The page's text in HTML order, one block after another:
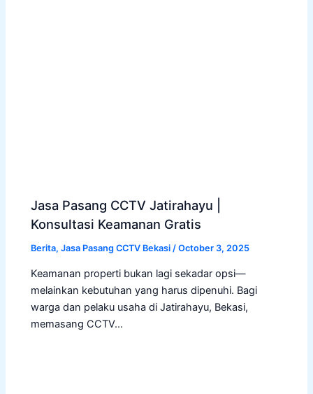
Jasa Pasang CCTV Jatirahayu |
Konsultasi Keamanan Gratis
Berita,Jasa Pasang CCTV Bekasi /October 3, 2025
Keamanan properti bukan lagi sekadar opsi—
melainkan kebutuhan yang harus dipenuhi. Bagi
warga dan pelaku usaha di Jatirahayu, Bekasi,
memasang CCTV…